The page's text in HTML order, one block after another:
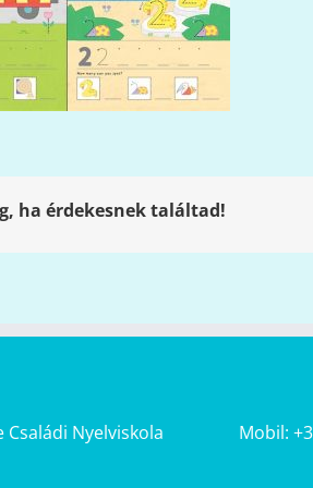
ha érdekesnek találtad!
Családi Nyelviskola Mobil: